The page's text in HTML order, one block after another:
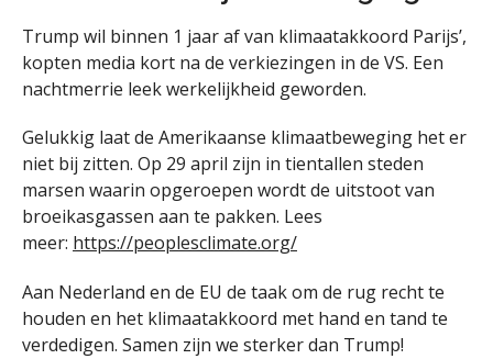
Trump wil binnen 1 jaar af van klimaatakkoord Parijs’,
kopten media kort na de verkiezingen in de VS. Een
nachtmerrie leek werkelijkheid geworden.
Gelukkig laat de Amerikaanse klimaatbeweging het er
niet bij zitten. Op 29 april zijn in tientallen steden
marsen waarin opgeroepen wordt de uitstoot van
broeikasgassen aan te pakken. Lees
meer: https://peoplesclimate.org/
Aan Nederland en de EU de taak om de rug recht te
houden en het klimaatakkoord met hand en tand te
verdedigen. Samen zijn we sterker dan Trump!